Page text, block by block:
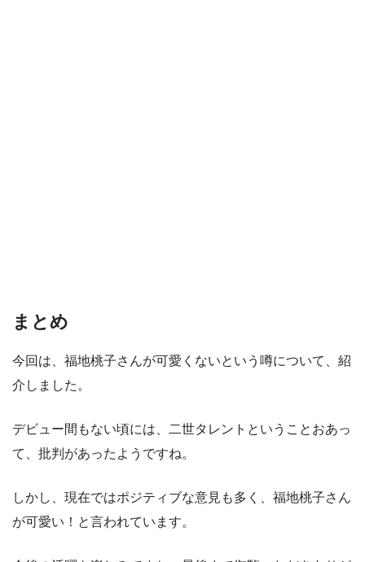
まとめ
今回は、福地桃子さんが可愛くないという噂について、紹
介しました。
デビュー間もない頃には、二世タレントということおあっ
て、批判があったようですね。
しかし、現在ではポジティブな意見も多く、福地桃子さん
が可愛い！と言われています。